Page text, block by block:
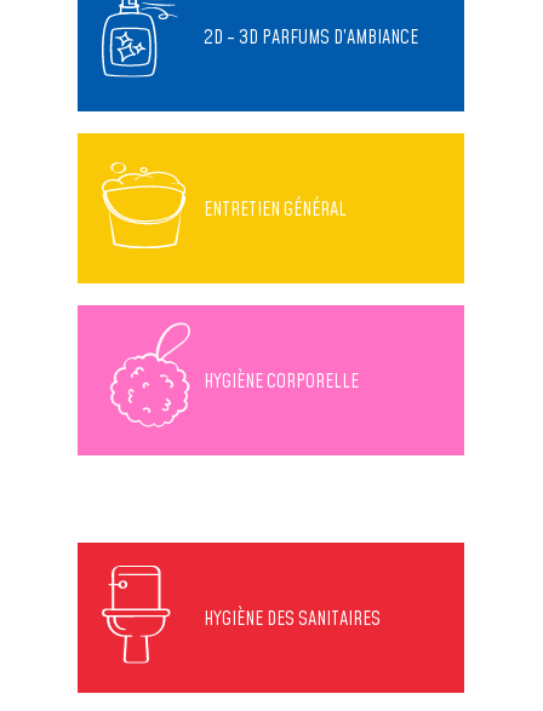
2D - 3D PARFUMS D’AMBIANCE
ENTRETIEN GÉNÉRAL
HYGIÈNE CORPORELLE
HYGIÈNE DES SANITAIRES